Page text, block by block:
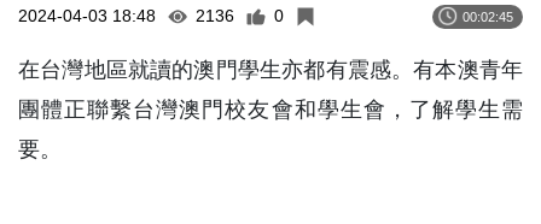
2024-04-03 18:48 2136 0 00:02:45
在台灣地區就讀的澳門學生亦都有震感。有本澳青年
團體正聯繫台灣澳門校友會和學生會，了解學生需
要。